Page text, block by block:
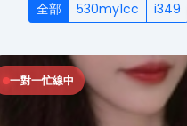
全部 530my1cc i349
一對一忙線中